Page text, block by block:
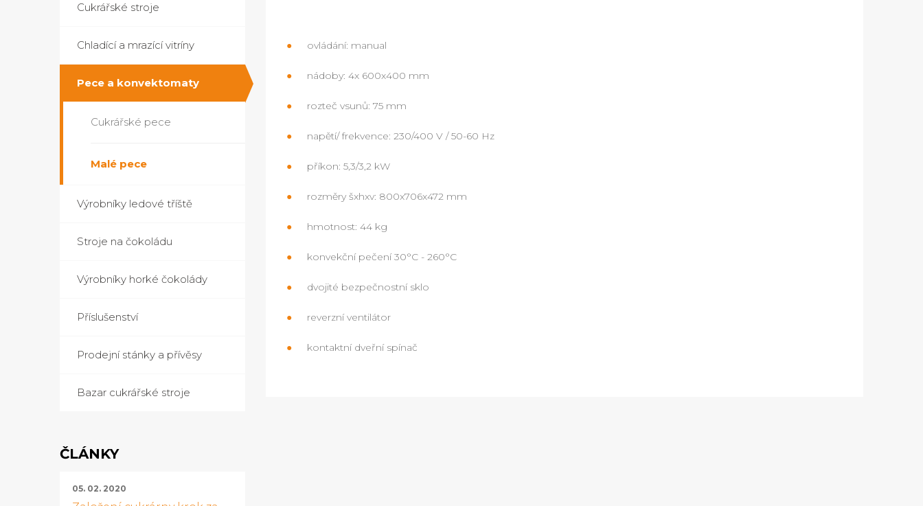
Cukrářské stroje
Chladící a mrazící vitríny
Pece a konvektomaty
Cukrářské pece
Malé pece
Výrobníky ledové tříště
Stroje na čokoládu
Výrobníky horké čokolády
Příslušenství
Prodejní stánky a přívěsy
Bazar cukrářské stroje
ČLÁNKY
05. 02. 2020
ovládání: manual
nádoby: 4x 600x400 mm
rozteč vsunů: 75 mm
napětí/ frekvence: 230/400 V / 50-60 Hz
příkon: 5,3/3,2 kW
rozměry šxhxv: 800x706x472 mm
hmotnost: 44 kg
konvekční pečení 30°C - 260°C
dvojité bezpečnostní sklo
reverzní ventilátor
kontaktní dveřní spínač